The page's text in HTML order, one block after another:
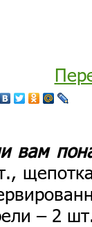
вам
– 2